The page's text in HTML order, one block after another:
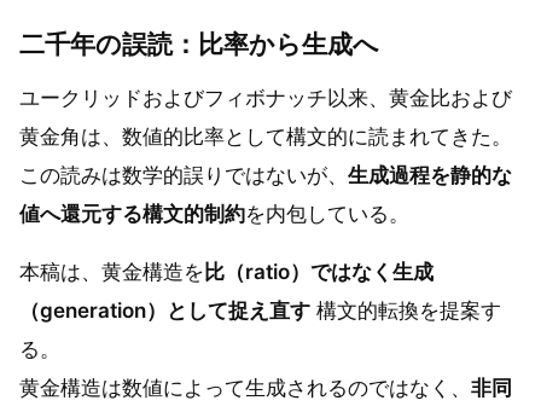
二千年の誤読：比率から生成へ
ユークリッドおよびフィボナッチ以来、黄金比および
黄金角は、数値的比率として構文的に読まれてきた。
この読みは数学的誤りではないが、 生成過程を静的な
値へ還元する構文的制約を内包している。
本稿は、黄金構造を 比（ratio）ではなく生成
（generation）として捉え直す 構文的転換を提案す
る。
黄金構造は数値によって生成されるのではなく、 非同